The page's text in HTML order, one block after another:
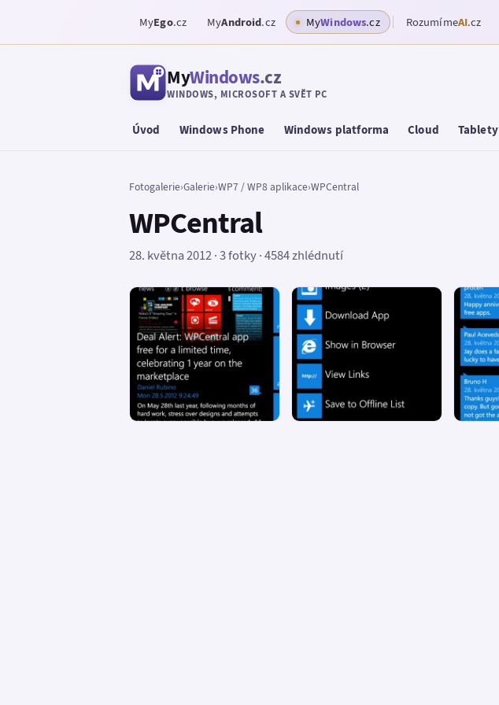
MyEgo.cz MyAndroid.cz MyWindows.cz RozumímeAI.cz
MyWindows.cz
WINDOWS, MICROSOFT A SVĚT PC
Úvod Windows Phone Windows platforma Cloud Tablety
Fotogalerie›Galerie›WP7 / WP8 aplikace›WPCentral
WPCentral
28. května 2012 · 3 fotky · 4584 zhlédnutí